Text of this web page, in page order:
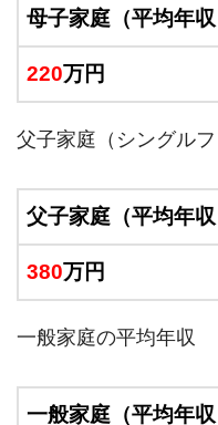
母子家庭（平均年収
220万円
父子家庭（シングル
父子家庭（平均年収
380万円
一般家庭の平均年収
一般家庭（平均年収